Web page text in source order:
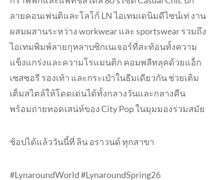
ลายคอนเฟนติและโลโก้ LN ไอเทมเดนิมดีไซน์เท่ งาน
ผสมผสานระหว่าง workwear และ sportswear รวมถึง
ไอเทมพิมพ์ลายกุหลาบซิกเนเจอร์ที่สะท้อนทั้งความ
แข็งแกร่งและความโรแมนติก คอมพลีทลุคด้วยแอ็ก
เซสซอรี รองเท้า และกระเป๋าในธีมเดียวกัน ช่วยเติม
เต็มสไตล์ให้โดดเด่นได้ทั้งกลางวันและกลางคืน
พร้อมถ่ายทอดเสน่ห์ของ City Pop ในมุมมองร่วมสมัย
ช้อปได้แล้ววันนี้ที่ ลิน อราวนด์ ทุกสาขา
#LynaroundWorld #LynaroundSpring26